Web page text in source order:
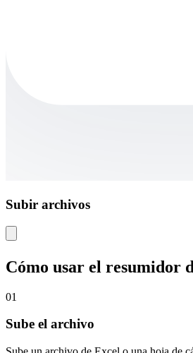
Subir archivos
Cómo usar el resumidor
01
Sube el archivo